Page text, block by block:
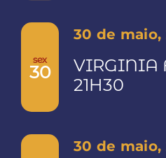
sex
30
VIRGINIA
21H30
30 de maio,
30 de maio,